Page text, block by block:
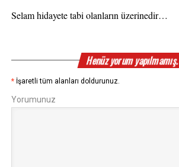
Selam hidayete tabi olanların üzerinedir…
Henüz yorum yapılmamış.
* İşaretli tüm alanları doldurunuz.
Yorumunuz